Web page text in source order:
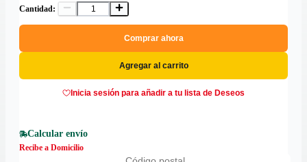
Cantidad:
Comprar ahora
Agregar al carrito
Inicia sesión para añadir a tu lista de Deseos
Calcular envío
Recibe a Domicilio